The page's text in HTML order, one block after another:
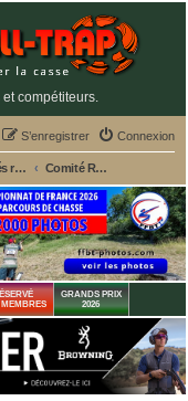
compétiteurs.
Connexion
S’enregistrer
Comités régionaux F.F.B.T. - Championnats et Sites web Comité Régional BOURGOGNE FRANCHE COMTÉ
GRANDS PRIX
2026